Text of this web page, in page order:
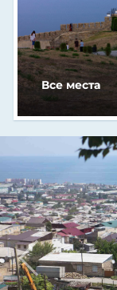
Все места